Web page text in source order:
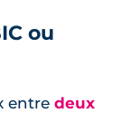
ou
entre deux